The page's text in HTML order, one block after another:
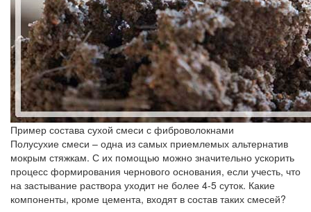
Пример состава сухой смеси с фиброволокнами
Полусухие смеси – одна из самых приемлемых альтернатив
мокрым стяжкам. С их помощью можно значительно ускорить
процесс формирования чернового основания, если учесть, что
на застывание раствора уходит не более 4-5 суток. Какие
компоненты, кроме цемента, входят в состав таких смесей?